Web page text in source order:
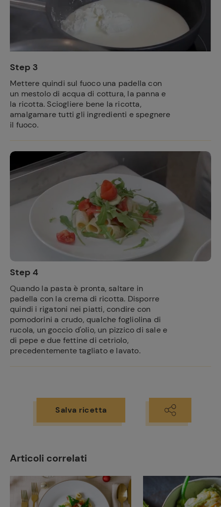
Step 3
Mettere quindi sul fuoco una padella con
un mestolo di acqua di cottura, la panna e
la ricotta. Sciogliere bene la ricotta,
amalgamare tutti gli ingredienti e spegnere
il fuoco.
Step 4
Quando la pasta è pronta, saltare in
padella con la crema di ricotta. Disporre
quindi i rigatoni nei piatti, condire con
pomodorini a crudo, qualche fogliolina di
rucola, un goccio d'olio, un pizzico di sale e
di pepe e due fettine di cetriolo,
precedentemente tagliato e lavato.
Salva ricetta
Articoli correlati
preferite